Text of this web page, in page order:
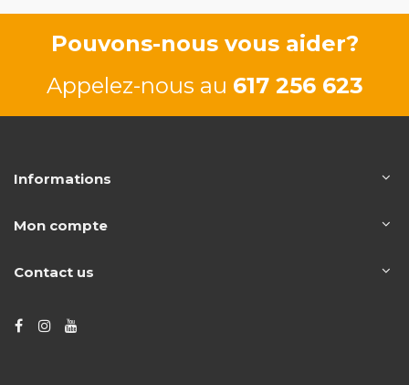
Pouvons-nous vous aider?
Appelez-nous au 617 256 623
Informations
Mon compte
Contact us